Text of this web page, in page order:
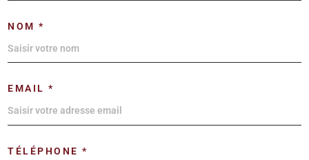
NOM *
EMAIL *
TÉLÉPHONE *